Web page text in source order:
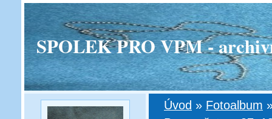
SPOLEK PRO VPM -
Úvod » Fotoalbum